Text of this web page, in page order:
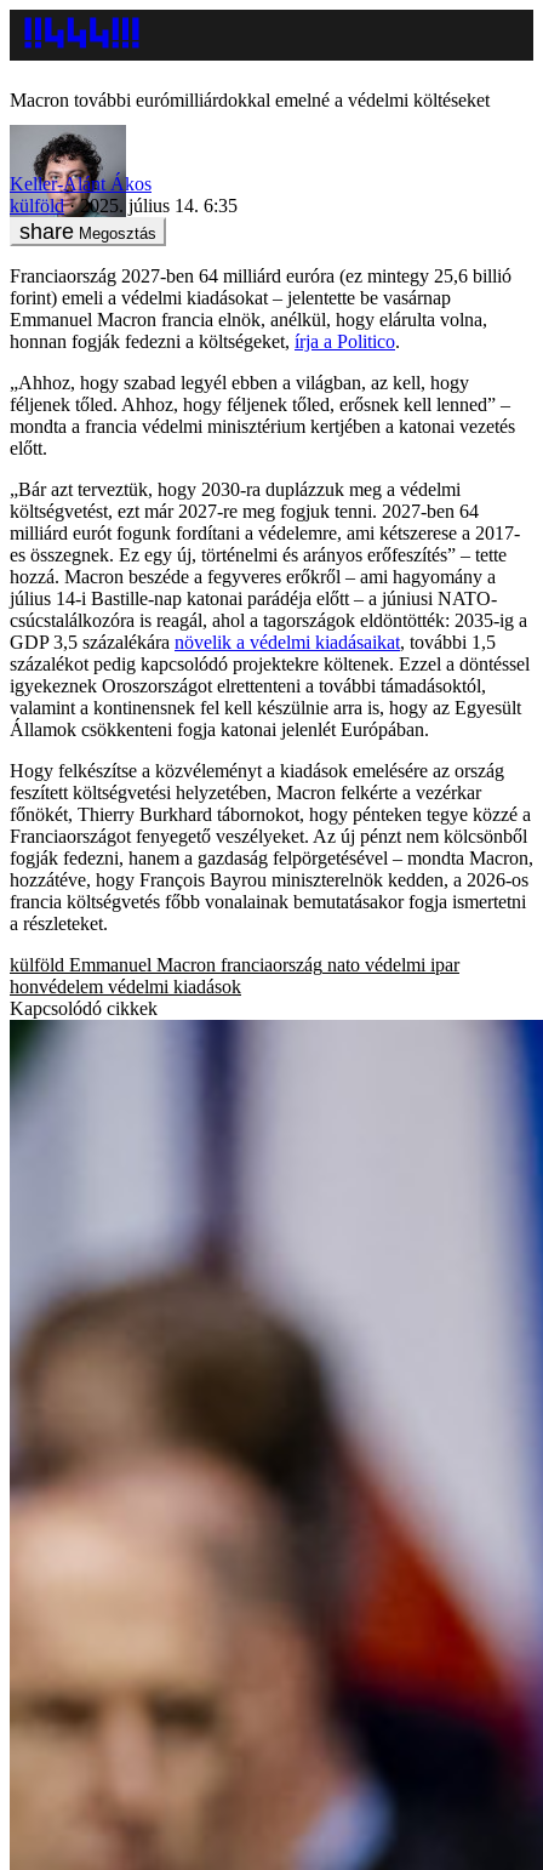
Macron további eurómilliárdokkal emelné a védelmi költéseket
Keller-Alánt Ákos
külföld
2025. július 14. 6:35
Megosztás
Franciaország 2027-ben 64 milliárd euróra (ez mintegy 25,6 billió
forint) emeli a védelmi kiadásokat – jelentette be vasárnap
Emmanuel Macron francia elnök, anélkül, hogy elárulta volna,
honnan fogják fedezni a költségeket, írja a Politico.
„Ahhoz, hogy szabad legyél ebben a világban, az kell, hogy
féljenek tőled. Ahhoz, hogy féljenek tőled, erősnek kell lenned” –
mondta a francia védelmi minisztérium kertjében a katonai vezetés
előtt.
„Bár azt terveztük, hogy 2030-ra duplázzuk meg a védelmi
költségvetést, ezt már 2027-re meg fogjuk tenni. 2027-ben 64
milliárd eurót fogunk fordítani a védelemre, ami kétszerese a 2017-
es összegnek. Ez egy új, történelmi és arányos erőfeszítés” – tette
hozzá. Macron beszéde a fegyveres erőkről – ami hagyomány a
július 14-i Bastille-nap katonai parádéja előtt – a júniusi NATO-
csúcstalálkozóra is reagál, ahol a tagországok eldöntötték: 2035-ig a
GDP 3,5 százalékára növelik a védelmi kiadásaikat, további 1,5
százalékot pedig kapcsolódó projektekre költenek. Ezzel a döntéssel
igyekeznek Oroszországot elrettenteni a további támadásoktól,
valamint a kontinensnek fel kell készülnie arra is, hogy az Egyesült
Államok csökkenteni fogja katonai jelenlét Európában.
Hogy felkészítse a közvéleményt a kiadások emelésére az ország
feszített költségvetési helyzetében, Macron felkérte a vezérkar
főnökét, Thierry Burkhard tábornokot, hogy pénteken tegye közzé a
Franciaországot fenyegető veszélyeket. Az új pénzt nem kölcsönből
fogják fedezni, hanem a gazdaság felpörgetésével – mondta Macron,
hozzátéve, hogy François Bayrou miniszterelnök kedden, a 2026-os
francia költségvetés főbb vonalainak bemutatásakor fogja ismertetni
a részleteket.
külföld Emmanuel Macron franciaország nato védelmi ipar
honvédelem védelmi kiadások
Kapcsolódó cikkek